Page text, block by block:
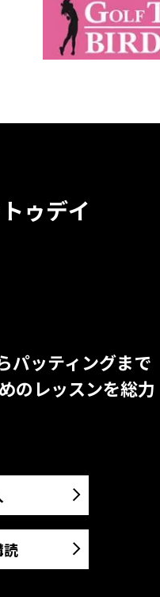
ゥデイ
パッティングまで
のレッスンを総力
読